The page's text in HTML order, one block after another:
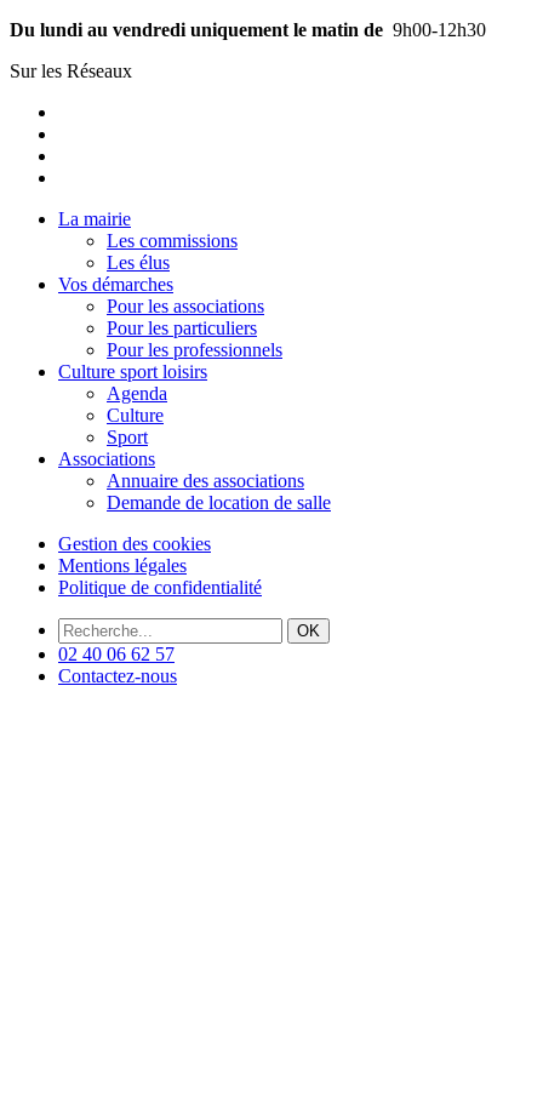
Du lundi au vendredi uniquement le matin de 9h00-12h30
Sur les Réseaux
La mairie
Les commissions
Les élus
Vos démarches
Pour les associations
Pour les particuliers
Pour les professionnels
Culture sport loisirs
Agenda
Culture
Sport
Associations
Annuaire des associations
Demande de location de salle
Gestion des cookies
Mentions légales
Politique de confidentialité
OK
02 40 06 62 57
Contactez-nous